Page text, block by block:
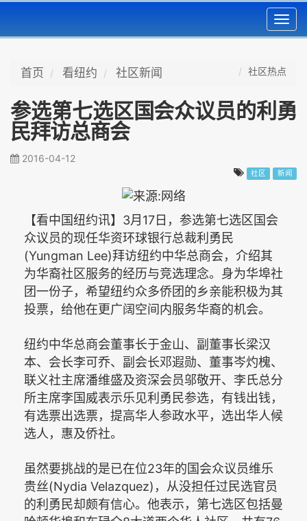
首页 看纽约 社区新闻 社区热点
参选第七选区国会众议员的利勇
民拜访总商会
2016-04-12
社区 新闻
【看中国纽约讯】 3月 17 日，参选第七选区国会
众议员的现任华资环球银行总裁利勇民
(Yungman Lee)拜访纽约中华总商会，介绍其
为华裔社区服务的经历与竞选理念。身为华埠社
团一份子，希望纽约众多侨团的乡亲能积极为其
投票，给他在更广阔空间内服务华裔的机会。
纽约中华总商会董事长于金山、副董事长梁汉
本、会长李可乔、副会长邓遐勋、董事岑灼槐、
联义社主席潘维盛及资深会员邬敬开、李氏总分
所主席李国威表示乐见利勇民参选，有钱出钱，
有选票出选票，提高华人参政水平，选出华人候
选人，惠及侨社。
虽然要挑战的是已在位23年的国会众议员维乐
贵丝(Nydia Velazquez) ，从没担任过民选官员
的利勇民却颇有信心。他表示，第七选区包括曼